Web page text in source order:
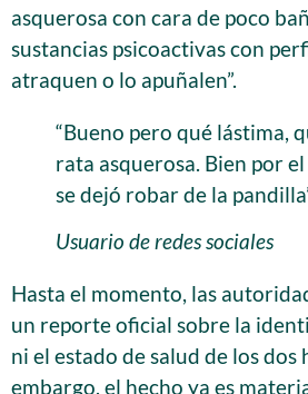
asquerosa con cara de poco
sustancias psicoactivas con
atraquen o lo apuñalen”.
“Bueno pero qué lástima,
rata asquerosa. Bien por
se dejó robar de la
Usuario de redes sociales
Hasta el momento, las
un reporte oficial sobre la
ni el estado de salud de los dos
embargo, el hecho ya es